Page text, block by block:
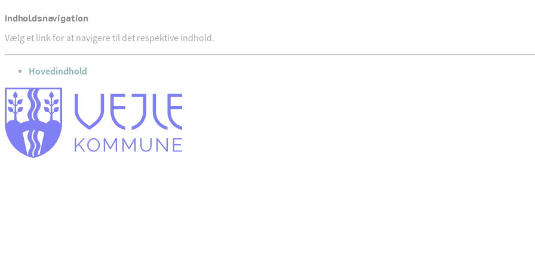
Indholdsnavigation
Vælg et link for at navigere til det respektive indhold.
gå til
Hovedindhold